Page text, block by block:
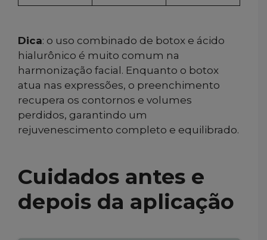
Dica: o uso combinado de botox e ácido
hialurônico é muito comum na
harmonização facial. Enquanto o botox
atua nas expressões, o preenchimento
recupera os contornos e volumes
perdidos, garantindo um
rejuvenescimento completo e equilibrado.
Cuidados antes e
depois da aplicação